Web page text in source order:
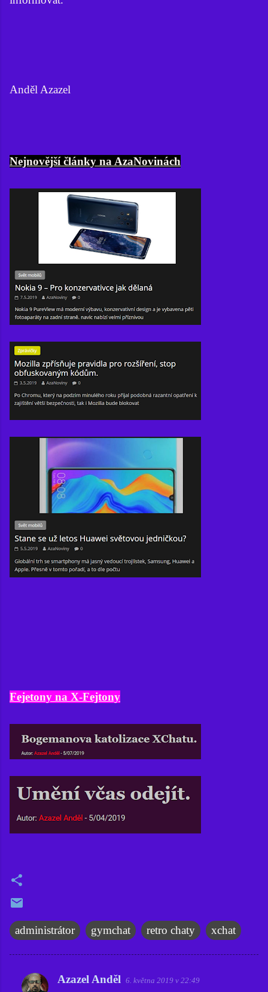
Anděl Azazel
Nejnovější články na AzaNovinách
Fejetony na X-Fejtony
administrátor gymchat retro chaty xchat
K
Azazel Anděl 6. května 2019 v 22:49